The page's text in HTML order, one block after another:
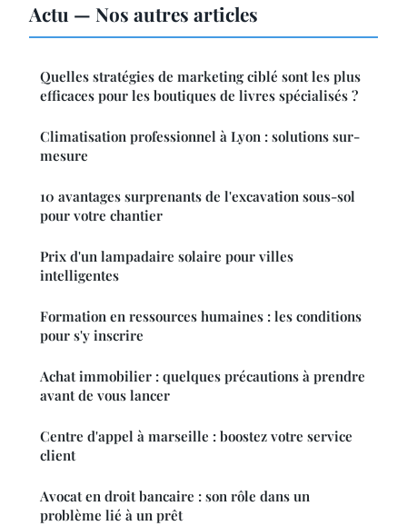
Actu — Nos autres articles
Quelles stratégies de marketing ciblé sont les plus
efficaces pour les boutiques de livres spécialisés ?
Climatisation professionnel à Lyon : solutions sur-
mesure
10 avantages surprenants de l'excavation sous-sol
pour votre chantier
Prix d'un lampadaire solaire pour villes
intelligentes
Formation en ressources humaines : les conditions
pour s'y inscrire
Achat immobilier : quelques précautions à prendre
avant de vous lancer
Centre d'appel à marseille : boostez votre service
client
Avocat en droit bancaire : son rôle dans un
problème lié à un prêt